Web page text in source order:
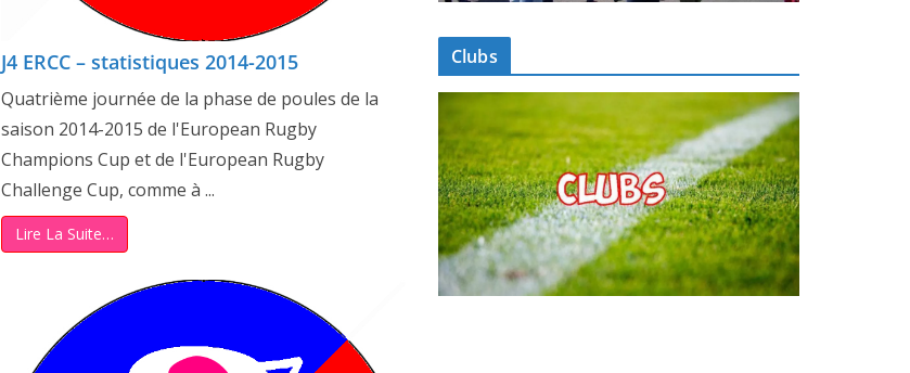
J4 ERCC – statistiques 2014-2015
Quatrième journée de la phase de poules de la
saison 2014-2015 de l'European Rugby
Champions Cup et de l'European Rugby
Challenge Cup, comme à ...
Lire La Suite…
Clubs